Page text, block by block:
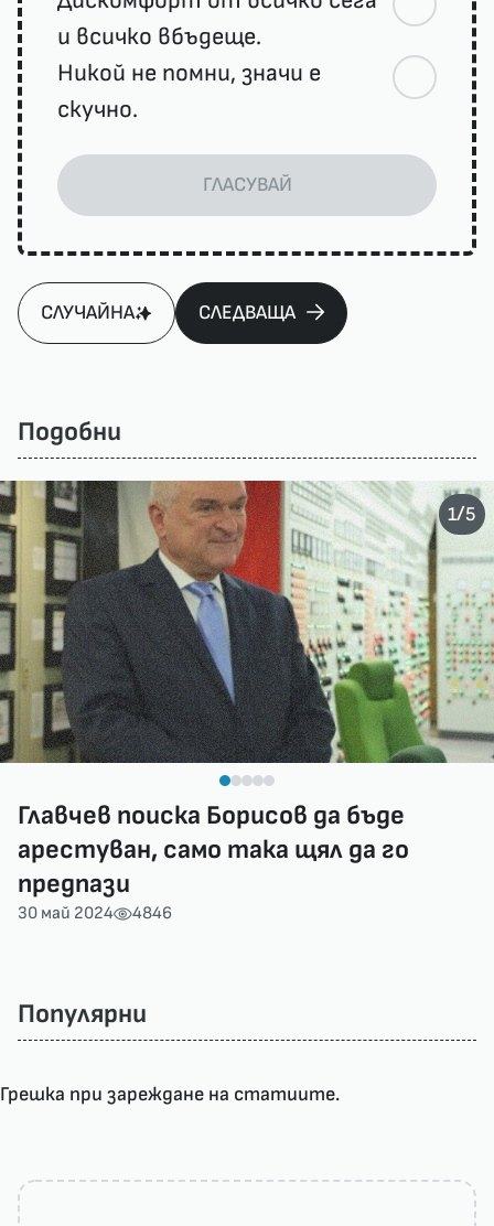
и всичко вбъдеще.
Никой не помни, значи е
скучно.
ГЛАСУВАЙ
СЛУЧАЙНА СЛЕДВАЩА
Подобни
Главчев поиска Борисов да бъде
арестуван, само така щял да го
предпази
30 май 2024 4846
1/5
Популярни
Грешка при зареждане на статиите.